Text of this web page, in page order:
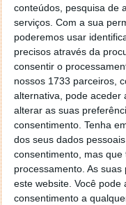
conteúdos, pesquisa de
serviços. Com a sua
poderemos usar
precisos através da
consentir o
nossos 1733 parceiros,
alternativa, pode aceder
alterar as suas
consentimento. Tenha
dos seus dados
consentimento, mas
processamento. As
este website. Você
consentimento a
Vítor M.
@Reporter
Desculpa mas
o MSn
Responder
Vítor M.
@Rui
Tens de
janela iniciar e
rato faz
clica no botão
geral a opção